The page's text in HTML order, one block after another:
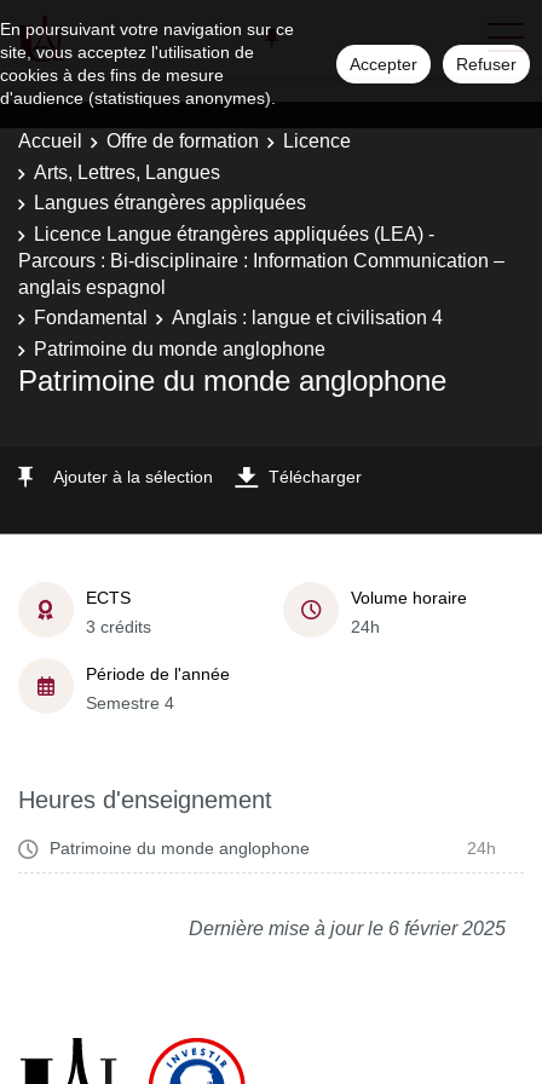
En poursuivant votre navigation sur ce
site, vous acceptez l'utilisation de
cookies à des fins de mesure
d'audience (statistiques anonymes).
Accepter Refuser
Accueil Offre de formation
Licence
Arts, Lettres, Langues
Langues étrangères appliquées
Licence Langue étrangères appliquées (LEA) -
Parcours : Bi-disciplinaire : Information Communication –
anglais espagnol
Fondamental
Anglais : langue et civilisation 4
Patrimoine du monde anglophone
Patrimoine du monde anglophone
Ajouter à la sélection Télécharger
ECTS
3 crédits
Volume horaire
24h
Période de l'année
Semestre 4
Heures d'enseignement
Patrimoine du monde anglophone 24h
Dernière mise à jour le 6 février 2025